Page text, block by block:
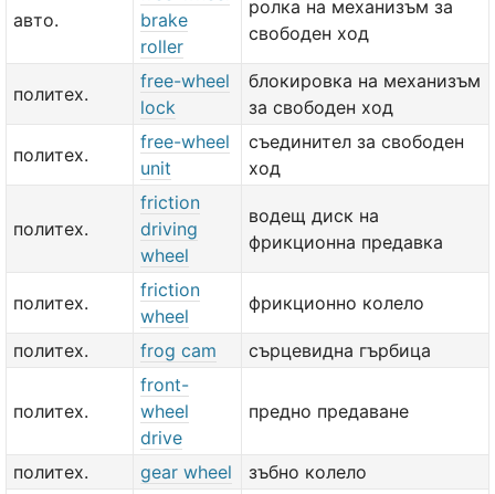
авто.
brake
roller
ролка на механизъм за
свободен ход
политех.
free-wheel
lock
блокировка на механизъм
за свободен ход
политех.
free-wheel
unit
съединител за свободен
ход
политех.
friction
driving
wheel
водещ диск на
фрикционна предавка
политех.
friction
wheel
фрикционно колело
политех. frog cam сърцевидна гърбица
политех.
front-
wheel
drive
предно предаване
политех. gear wheel зъбно колело